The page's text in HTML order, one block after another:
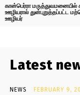
கான்பெர்ரா மருத்துவமனையில்
ஊழியரால் துன்புறுத்தப்பட்ட
ஊழியர்
Latest
NEWS FEBRUARY 9,